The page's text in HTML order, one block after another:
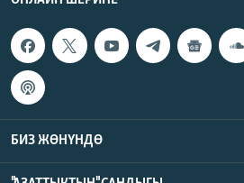
БИЗ ЖӨНҮНДӨ